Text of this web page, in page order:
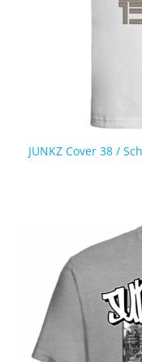
JUNKZ Cover 38 /